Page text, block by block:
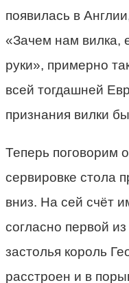
появилась в
«Зачем нам вилка,
руки», примерно
всей тогдашней
признания вилки
Теперь поговорим
сервировке стола
вниз. На сей счёт
согласно первой
застолья король
расстроен и в